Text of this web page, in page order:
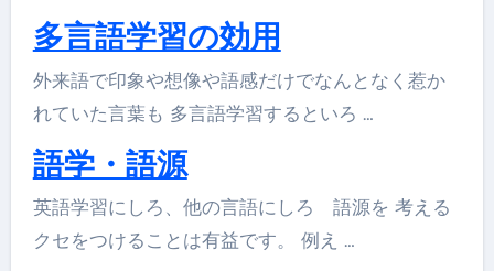
多言語学習の効用
外来語で印象や想像や語感だけでなんとなく惹か
れていた言葉も 多言語学習するといろ …
語学・語源
英語学習にしろ、他の言語にしろ 語源を 考える
クセをつけることは有益です。 例え …